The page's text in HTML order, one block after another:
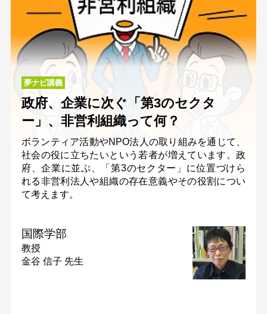
夢ナビ講義
政府、企業に次ぐ「第3のセクタ
ー」、非営利組織って何？
ボランティア活動やNPO法人の取り組みを通じて、
社会の役に立ちたいという若者が増えています。政
府、企業に並ぶ、「第3のセクター」に位置づけら
れる非営利法人や組織の存在意義やその役割につい
て考えます。
国際学部
教授
金谷 信子 先生